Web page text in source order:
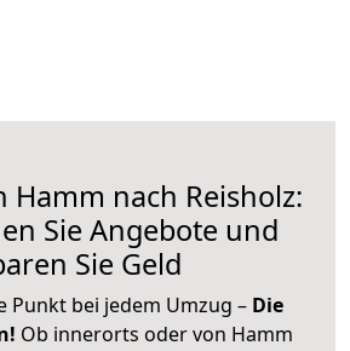
Hamm nach Reisholz:
Sie Angebote und
Sie Geld
Punkt bei jedem Umzug – Die
Ob innerorts oder von Hamm